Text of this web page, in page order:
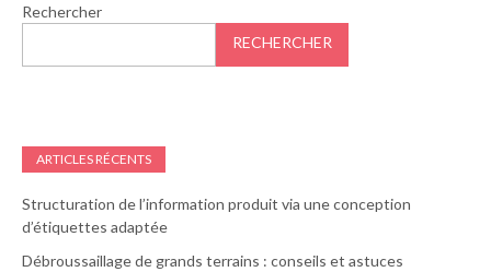
Rechercher
RECHERCHER
ARTICLES RÉCENTS
Structuration de l’information produit via une conception
d’étiquettes adaptée
Débroussaillage de grands terrains : conseils et astuces